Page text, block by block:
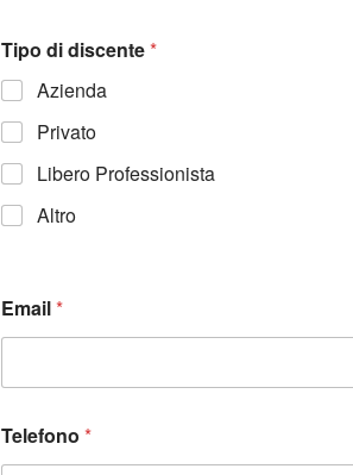
Tipo di discente*
Azienda
Privato
Libero Professionista
Altro
Email*
Telefono *